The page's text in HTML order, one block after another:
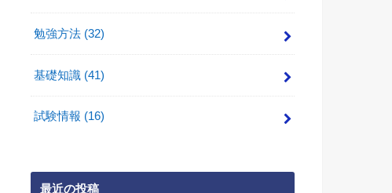
勉強方法 (32)
基礎知識 (41)
試験情報 (16)
最近の投稿